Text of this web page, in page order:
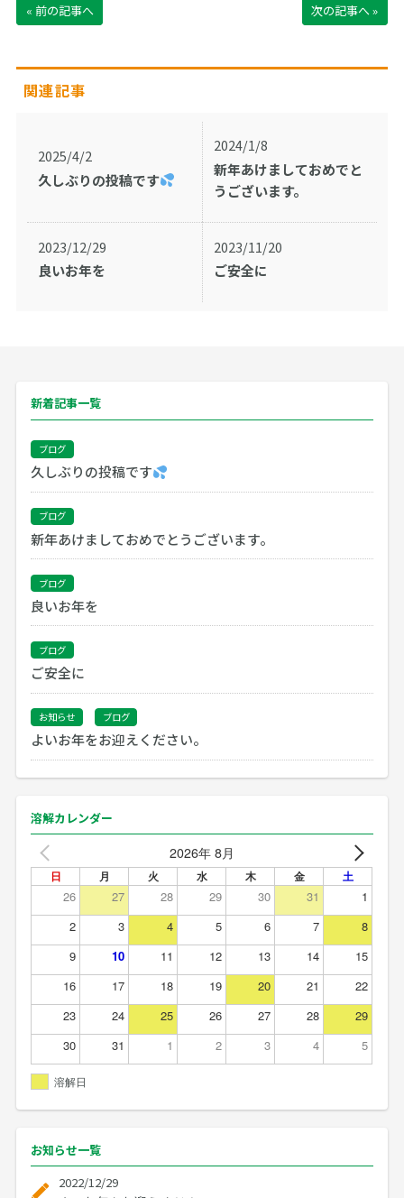
« 前の記事へ 次の記事へ »
関連記事
2025/4/2
久しぶりの投稿です
2024/1/8
新年あけましておめでと
うございます。
2023/12/29
良いお年を
2023/11/20
ご安全に
新着記事一覧
ブログ
久しぶりの投稿です
ブログ
新年あけましておめでとうございます。
ブログ
良いお年を
ブログ
ご安全に
お知らせ ブログ
よいお年をお迎えください。
溶解カレンダー
2026年 8月
日 月 火 水 木 金 土
26 27 28 29 30 31
1
2
3 4 5 6 7
8
9
10 11 12 13 14
15
16
17 18 19 20 21
22
23
24 25 26 27 28
29
30
31 1 2 3 4 5
溶解日
お知らせ一覧
2022/12/29